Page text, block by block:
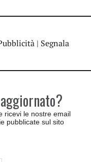
| Segnala
ricevi le nostre email
pubblicate sul sito